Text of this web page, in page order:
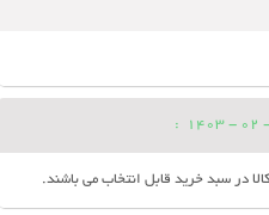
:
در سبد خرید قابل انتخاب می باشند.